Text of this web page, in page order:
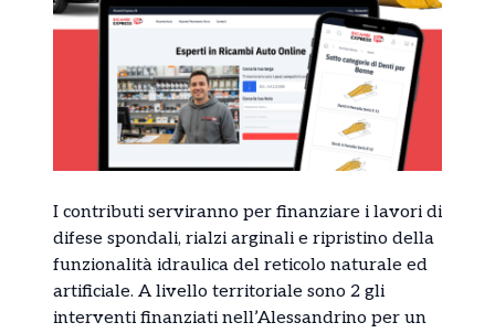
I contributi serviranno per finanziare i lavori di
difese spondali, rialzi arginali e ripristino della
funzionalità idraulica del reticolo naturale ed
artificiale. A livello territoriale sono 2 gli
interventi finanziati nell’Alessandrino per un